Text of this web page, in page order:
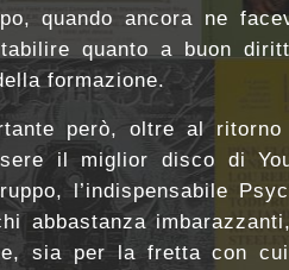
quando ancora ne
quanto a buon
formazione.
però, oltre al
il miglior disco di
l’indispensabile
abbastanza
sia per la fretta con